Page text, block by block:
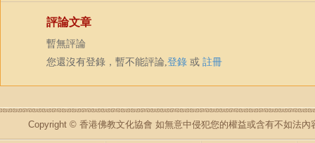
評論文章
暫無評論
您還沒有登錄，暫不能評論,登錄 或 註冊
Copyright © 香港佛教文化協會 如無意中侵犯您的權益或含有不如法內